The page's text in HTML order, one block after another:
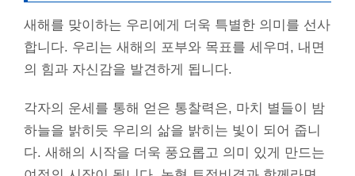
새해를 맞이하는 우리에게 더욱 특별한 의미를 선사
합니다. 우리는 새해의 포부와 목표를 세우며, 내면
의 힘과 자신감을 발견하게 됩니다.
각자의 운세를 통해 얻은 통찰력은, 마치 별들이 밤
하늘을 밝히듯 우리의 삶을 밝히는 빛이 되어 줍니
다. 새해의 시작을 더욱 풍요롭고 의미 있게 만드는